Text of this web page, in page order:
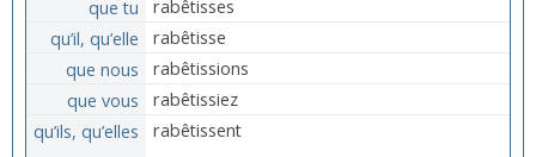
que tu
rabêtisses
qu’il, qu’elle
rabêtisse
que nous
rabêtissions
que vous
rabêtissiez
qu’ils, qu’elles
rabêtissent